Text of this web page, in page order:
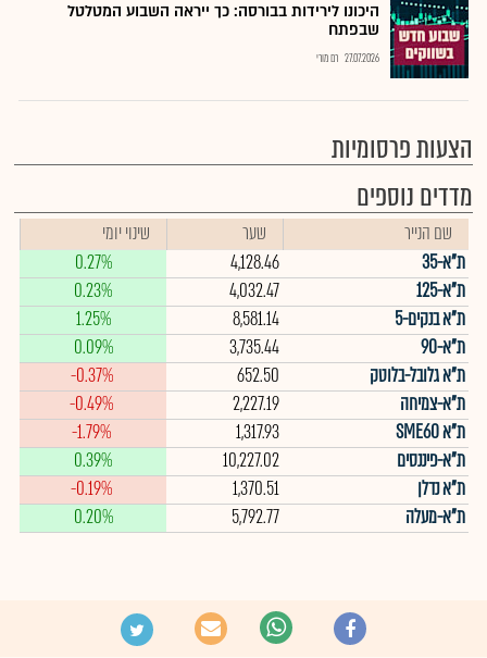
היכונו לירידות בבורסה: כך ייראה השבוע המטלטל
שבפתח
27.07.2026 רם מורי
הצעות פרסומיות
מדדים נוספים
שם הנייר שער
שינוי יומי
ת"א-35
4,128.46
0.27%
ת"א-125
4,032.47
0.23%
ת"א בנקים-5
8,581.14
1.25%
ת"א-90
3,735.44
0.09%
ת"א גלובל-בלוטק
652.50
-0.37%
ת"א-צמיחה
2,227.19
-0.49%
ת"א SME60
1,317.93
-1.79%
ת"א-פיננסים
10,227.02
0.39%
ת"א נדלן
1,370.51
-0.19%
ת"א-מעלה
5,792.77
0.20%